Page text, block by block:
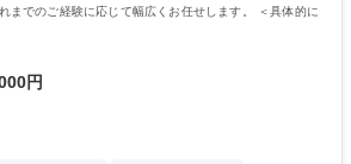
までのご経験に応じて幅広くお任せします。 ＜具体的に
円